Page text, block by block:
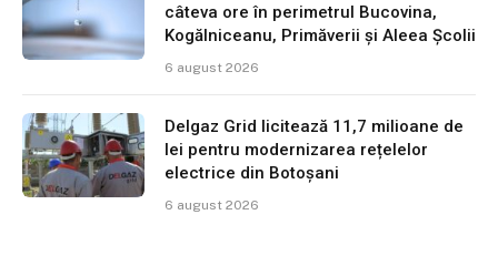
câteva ore în perimetrul Bucovina,
Kogălniceanu, Primăverii și Aleea Școlii
6 august 2026
Delgaz Grid licitează 11,7 milioane de
lei pentru modernizarea rețelelor
electrice din Botoșani
6 august 2026